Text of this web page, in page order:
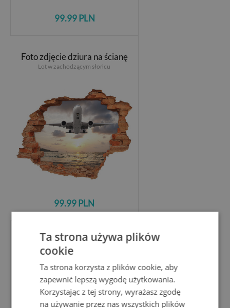
99.99 PLN
Foto zdjęcie dziura na ścianę
Lot w zachodzącym słońcu
99.99 PLN
Samoprzylepna naklejka beton
Zielony las z promieniami słońca
Ta strona używa plików
cookie
Ta strona korzysta z plików cookie, aby
zapewnić lepszą wygodę użytkowania.
Korzystając z tej strony, wyrażasz zgodę
na używanie przez nas wszystkich plików